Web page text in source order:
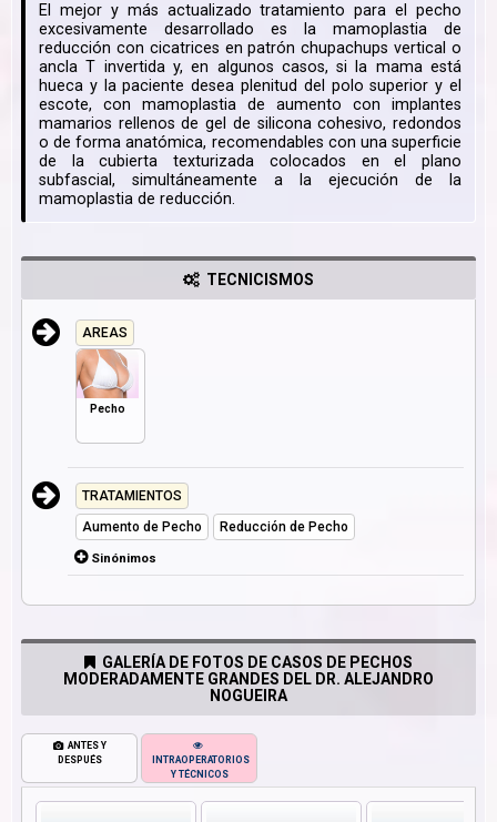
El mejor y más actualizado tratamiento para el pecho
excesivamente desarrollado es la mamoplastia de
reducción con cicatrices en patrón chupachups vertical o
ancla T invertida y, en algunos casos, si la mama está
hueca y la paciente desea plenitud del polo superior y el
escote, con mamoplastia de aumento con implantes
mamarios rellenos de gel de silicona cohesivo, redondos
o de forma anatómica, recomendables con una superficie
de la cubierta texturizada colocados en el plano
subfascial, simultáneamente a la ejecución de la
mamoplastia de reducción.
TECNICISMOS
AREAS
Pecho
TRATAMIENTOS
Aumento de Pecho
Reducción de Pecho
Sinónimos
GALERÍA DE FOTOS DE CASOS DE PECHOS
MODERADAMENTE GRANDES DEL DR. ALEJANDRO
NOGUEIRA
ANTES Y
DESPUÉS
INTRAOPERATORIOS
Y TÉCNICOS